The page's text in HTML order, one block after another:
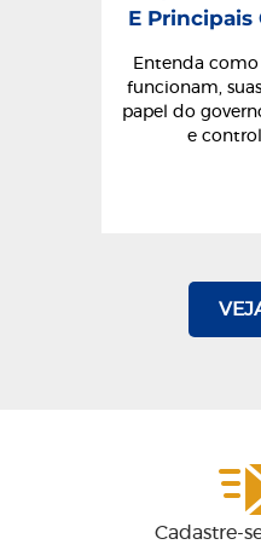
E Principais
Entenda como
funcionam,
papel do
e
Cadastre-